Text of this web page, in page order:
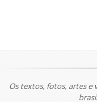
Os textos, fotos, artes e